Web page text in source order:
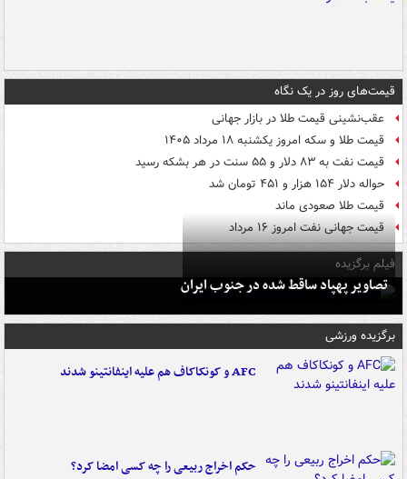
قیمت‌های روز در یک نگاه
عقب‌نشینی قیمت طلا در بازار جهانی
قیمت طلا و سکه امروز یکشنبه ۱۸ مرداد ۱۴۰۵
قیمت نفت به ۸۳ دلار و ۵۵ سنت در هر بشکه رسید
حواله دلار ۱۵۴ هزار و ۴۵۱ تومان شد
قیمت طلا صعودی ماند
قیمت جهانی نفت امروز ۱۶ مرداد
فیلم برگزیده
تصاویر پهپاد ساقط شده در جنوب ایران
برگزیده ورزشی
AFC و کونکاکاف هم علیه اینفانتینو شدند
حکم اخراج ربیعی را چه کسی امضا کرد؟